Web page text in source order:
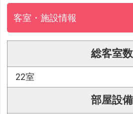
客室・施設情報
総客室数
22室
部屋設備